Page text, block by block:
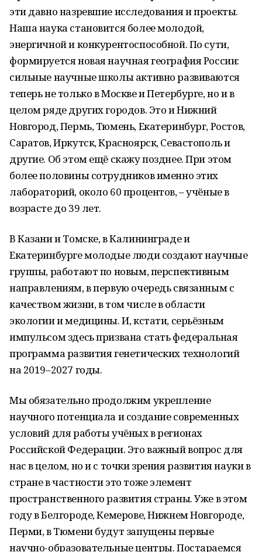
эти давно назревшие исследования и проекты.
Наша наука становится более молодой,
энергичной и конкурентоспособной. По сути,
формируется новая научная география России:
сильные научные школы активно развиваются
теперь не только в Москве и Петербурге, но и в
целом ряде других городов. Это и Нижний
Новгород, Пермь, Тюмень, Екатеринбург, Ростов,
Саратов, Иркутск, Красноярск, Севастополь и
другие. Об этом ещё скажу позднее. При этом
более половины сотрудников именно этих
лабораторий, около 60 процентов, – учёные в
возрасте до 39 лет.
В Казани и Томске, в Калининграде и
Екатеринбурге молодые люди создают научные
группы, работают по новым, перспективным
направлениям, в первую очередь связанным с
качеством жизни, в том числе в области
экологии и медицины. И, кстати, серьёзным
импульсом здесь призвана стать федеральная
программа развития генетических технологий
на 2019–2027 годы.
Мы обязательно продолжим укрепление
научного потенциала и создание современных
условий для работы учёных в регионах
Российской Федерации. Это важный вопрос для
нас в целом, но и с точки зрения развития науки в
стране в частности это тоже элемент
пространственного развития страны. Уже в этом
году в Белгороде, Кемерове, Нижнем Новгороде,
Перми, в Тюмени будут запущены первые
научно-образовательные центры. Постараемся